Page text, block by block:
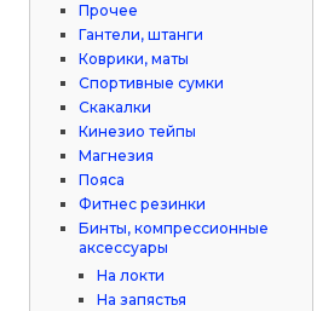
Прочее
Гантели, штанги
Коврики, маты
Спортивные сумки
Скакалки
Кинезио тейпы
Магнезия
Пояса
Фитнес резинки
Бинты, компрессионные
аксессуары
На локти
На запястья